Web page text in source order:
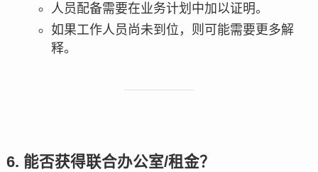
人员配备需要在业务计划中加以证明。
如果工作人员尚未到位，则可能需要更多解
释。
6. 能否获得联合办公室/租金？